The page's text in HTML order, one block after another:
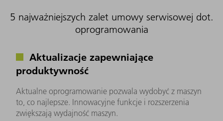
5 najważniejszych zalet umowy serwisowej dot.
oprogramowania
Aktualizacje zapewniające
produktywność
Aktualne oprogramowanie pozwala wydobyć z maszyn
to, co najlepsze. Innowacyjne funkcje i rozszerzenia
zwiększają wydajność maszyn.